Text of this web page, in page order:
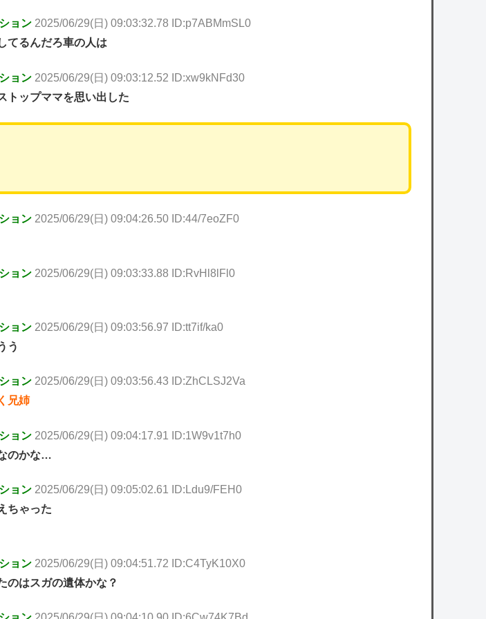
ョン 2025/06/29(日) 09:03:32.78 ID:p7ABMmSL0
てるんだろ車の人は
ョン 2025/06/29(日) 09:03:12.52 ID:xw9kNFd30
トップママを思い出した
ョン 2025/06/29(日) 09:04:26.50 ID:44/7eoZF0
ョン 2025/06/29(日) 09:03:33.88 ID:RvHl8lFl0
ョン 2025/06/29(日) 09:03:56.97 ID:tt7if/ka0
う
ョン 2025/06/29(日) 09:03:56.43 ID:ZhCLSJ2Va
兄姉
ョン 2025/06/29(日) 09:04:17.91 ID:1W9v1t7h0
のかな…
ョン 2025/06/29(日) 09:05:02.61 ID:Ldu9/FEH0
ちゃった
ョン 2025/06/29(日) 09:04:51.72 ID:C4TyK10X0
のはスガの遺体かな？